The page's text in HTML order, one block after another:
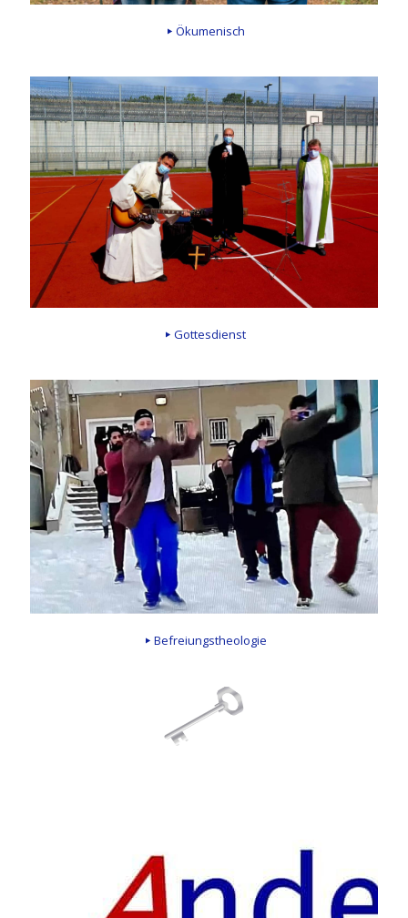
Ökumenisch
Gottesdienst
Befreiungstheologie